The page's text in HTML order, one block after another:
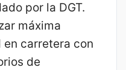
por la DGT.
máxima
carretera con
de